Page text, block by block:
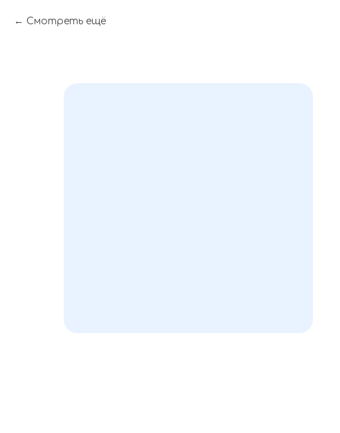
Смотреть ещё